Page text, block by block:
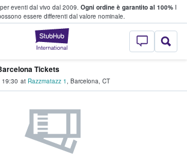
eventi dal vivo dal 2009. Ogni ordine è garantito al 100%I
essere differenti dal valore nominale.
StubHub - Dove
e vendono biglietti
Tickets
19:30 at Razzmatazz 1, Barcelona, CT